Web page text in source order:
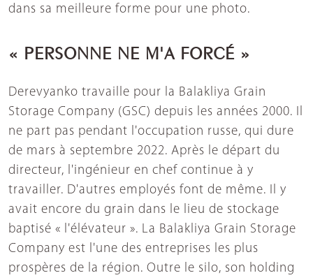
dans sa meilleure forme pour une photo.
« PERSONNE NE M'A FORCÉ »
Derevyanko travaille pour la Balakliya Grain
Storage Company (GSC) depuis les années 2000. Il
ne part pas pendant l'occupation russe, qui dure
de mars à septembre 2022. Après le départ du
directeur, l'ingénieur en chef continue à y
travailler. D'autres employés font de même. Il y
avait encore du grain dans le lieu de stockage
baptisé « l'élévateur ». La Balakliya Grain Storage
Company est l'une des entreprises les plus
prospères de la région. Outre le silo, son holding